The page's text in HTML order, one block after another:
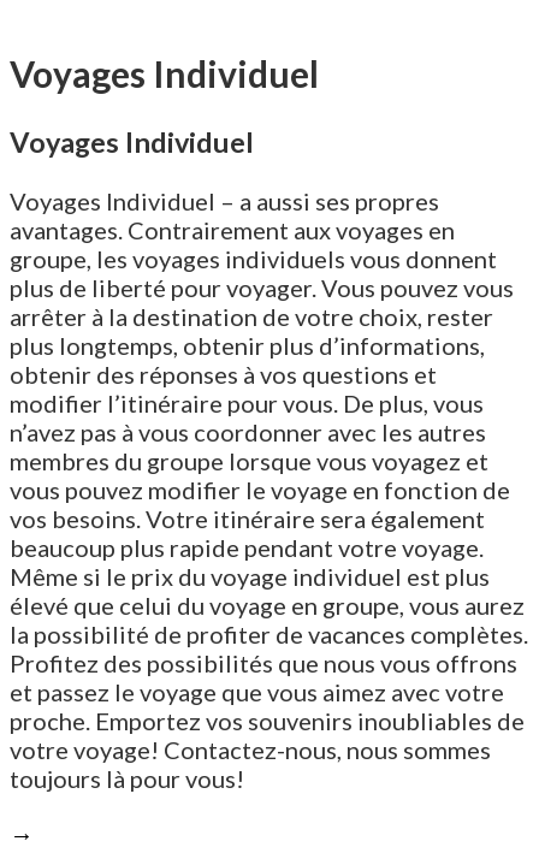
Voyages Individuel
Voyages Individuel
Voyages Individuel – a aussi ses propres
avantages. Contrairement aux voyages en
groupe, les voyages individuels vous donnent
plus de liberté pour voyager. Vous pouvez vous
arrêter à la destination de votre choix, rester
plus longtemps, obtenir plus d’informations,
obtenir des réponses à vos questions et
modifier l’itinéraire pour vous. De plus, vous
n’avez pas à vous coordonner avec les autres
membres du groupe lorsque vous voyagez et
vous pouvez modifier le voyage en fonction de
vos besoins. Votre itinéraire sera également
beaucoup plus rapide pendant votre voyage.
Même si le prix du voyage individuel est plus
élevé que celui du voyage en groupe, vous aurez
la possibilité de profiter de vacances complètes.
Profitez des possibilités que nous vous offrons
et passez le voyage que vous aimez avec votre
proche. Emportez vos souvenirs inoubliables de
votre voyage! Contactez-nous, nous sommes
toujours là pour vous!
→